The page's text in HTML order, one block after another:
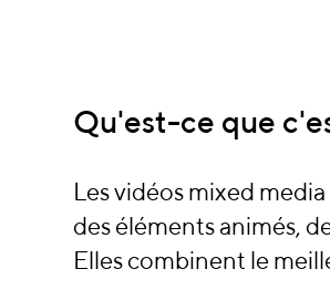
Qu'est-ce que
Les vidéos mixed
des éléments animés,
Elles combinent le